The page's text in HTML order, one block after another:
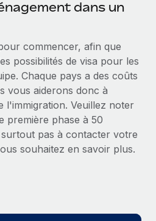
dans un
commencer, afin que
possibilités de visa pour les
Chaque pays a des coûts
vous aiderons donc à
l'immigration. Veuillez noter
première phase à 50
pas à contacter votre
souhaitez en savoir plus.